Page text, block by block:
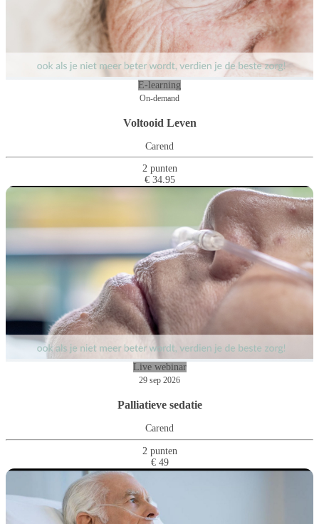
E-learning
On-demand
Voltooid Leven
Carend
2 punten
€ 34.95
Live webinar
29 sep 2026
Palliatieve sedatie
Carend
2 punten
€ 49